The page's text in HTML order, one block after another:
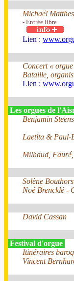
Michaël
- Entrée libre
Lien :
Concert «
Bataille,
Lien :
Les orgues de
Benjamin
Laetita & Paul-
Milhaud, Fauré,
Solène
Noé Brencklé -
David Cassan
Festival d'orgue
Itinéraires
Vincent